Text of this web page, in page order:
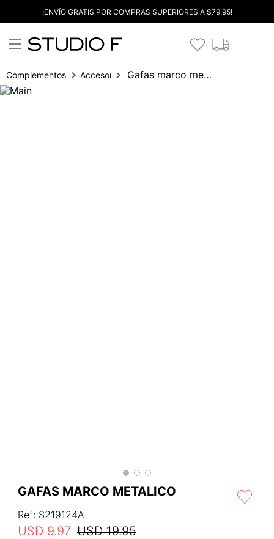
¡ENVÍO GRATIS POR COMPRAS SUPERIORES A $79.95!
Complementos Accesorios Gafas marco metalico
GAFAS MARCO METALICO
Ref: S219124A
USD 19.95
USD 9.97